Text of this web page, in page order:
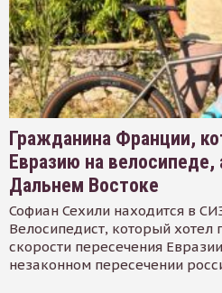
Гражданина Франции,
Евразию на велосипеде,
Дальнем Востоке
Софиан Сехили находится в
Велосипедист, который хотел
скорости пересечения
незаконном пересечении